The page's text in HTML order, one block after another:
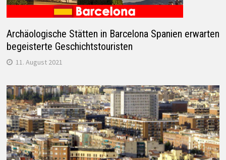
Archäologische Stätten in Barcelona Spanien erwarten
begeisterte Geschichtstouristen
11. August 2021